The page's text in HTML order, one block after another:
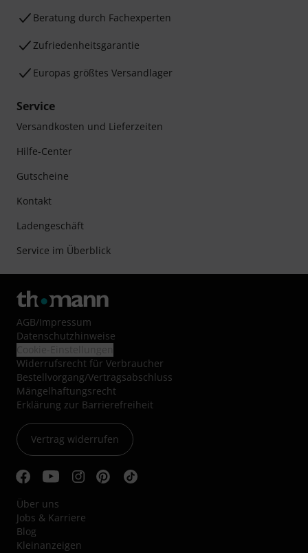
Beratung durch Fachexperten
Zufriedenheitsgarantie
Europas größtes Versandlager
Service
Versandkosten und Lieferzeiten
Hilfe-Center
Gutscheine
Kontakt
Ladengeschäft
Service im Überblick
AGB/Impressum
Datenschutzhinweise
Widerrufsrecht für Verbraucher
Bestellvorgang/Vertragsabschluss
Mängelhaftungsrecht
Erklärung zur Barrierefreiheit
Vertrag widerrufen
Über uns
Jobs & Karriere
Blog
Kleinanzeigen